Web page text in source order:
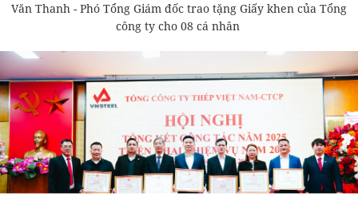
Văn Thanh - Phó Tổng Giám đốc trao tặng Giấy khen của Tổng
công ty cho 08 cá nhân